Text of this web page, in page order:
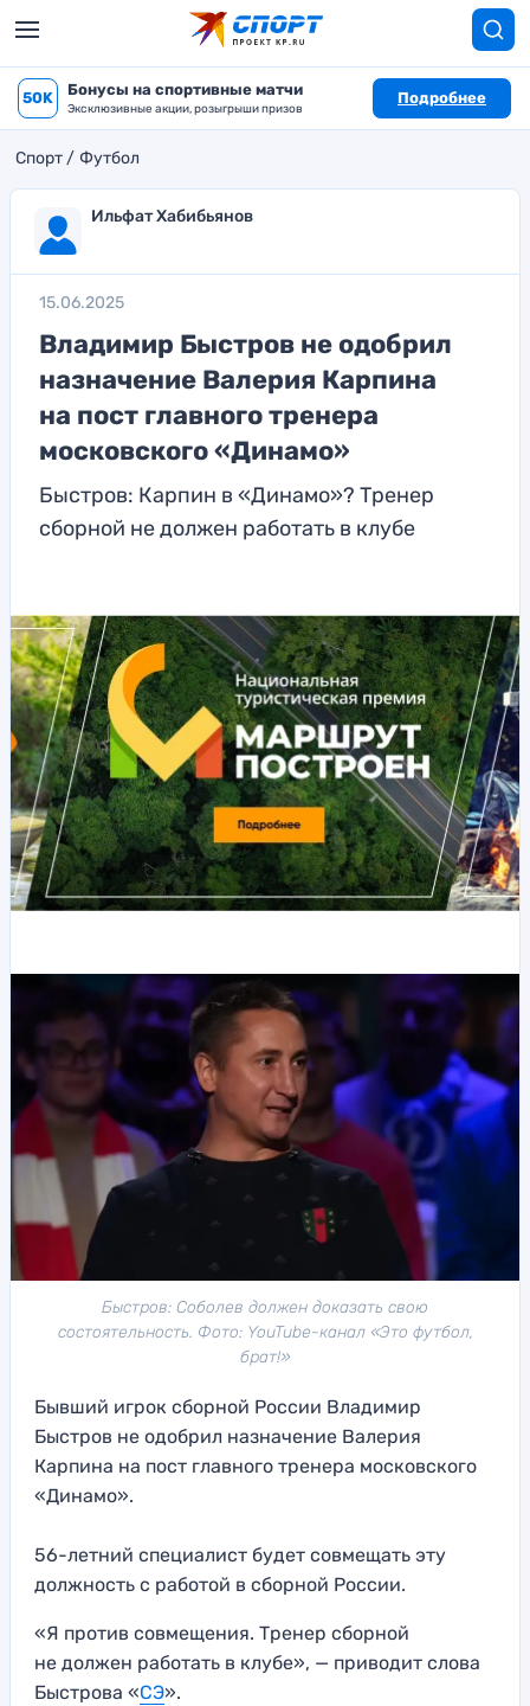
50K Бонусы на спортивные матчи
Эксклюзивные акции, розыгрыши призов
Подробнее
Спорт Футбол
Ильфат Хабибьянов
15.06.2025
Владимир Быстров не одобрил
назначение Валерия Карпина
на пост главного тренера
московского «Динамо»
Быстров: Карпин в «Динамо»? Тренер
сборной не должен работать в клубе
Быстров: Соболев должен доказать свою
состоятельность. Фото: YouTube-канал «Это футбол,
брат!»
Бывший игрок сборной России Владимир
Быстров не одобрил назначение Валерия
Карпина на пост главного тренера московского
«Динамо».
56-летний специалист будет совмещать эту
должность с работой в сборной России.
«Я против совмещения. Тренер сборной
не должен работать в клубе», — приводит слова
Быстрова «СЭ».